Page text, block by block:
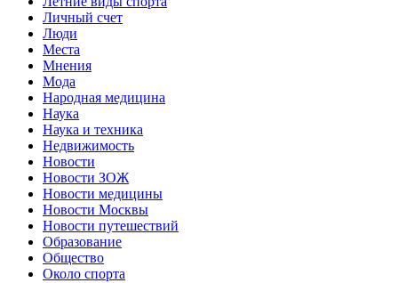
Личный счет
Люди
Места
Мнения
Мода
Народная медицина
Наука
Наука и техника
Недвижимость
Новости
Новости ЗОЖ
Новости медицины
Новости Москвы
Новости путешествий
Образование
Общество
Около спорта